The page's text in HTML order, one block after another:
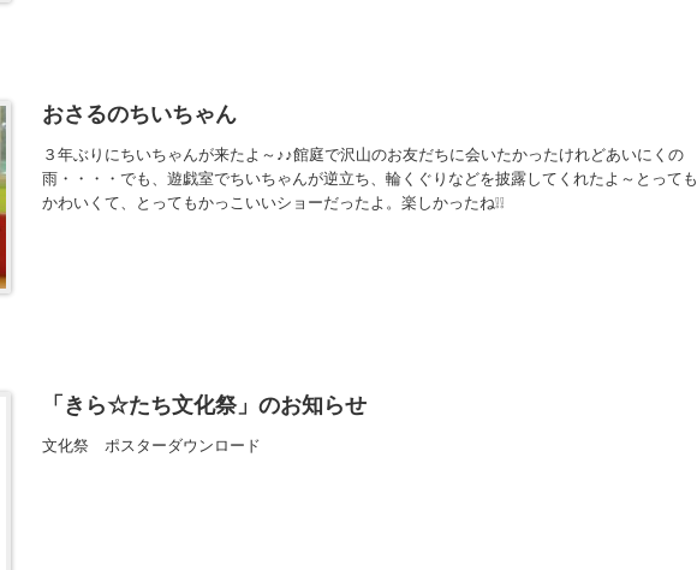
おさるのちいちゃん
３年ぶりにちいちゃんが来たよ～♪♪館庭で沢山のお友だちに会いたかったけれどあいにくの
雨・・・・でも、遊戯室でちいちゃんが逆立ち、輪くぐりなどを披露してくれたよ～とっても
かわいくて、とってもかっこいいショーだったよ。楽しかったね❕❕
「きら☆たち文化祭」のお知らせ
文化祭 ポスターダウンロード